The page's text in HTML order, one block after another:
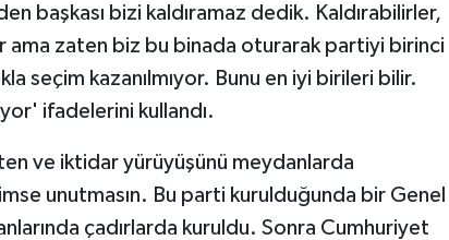
başkası bizi kaldıramaz dedik. Kaldırabilirler,
zaten biz bu binada oturarak partiyi birinci
seçim kazanılmıyor. Bunu en iyi birileri bilir.
ifadelerini kullandı.
ve iktidar yürüyüşünü meydanlarda
unutmasın. Bu parti kurulduğunda bir Genel
çadırlarda kuruldu. Sonra Cumhuriyet